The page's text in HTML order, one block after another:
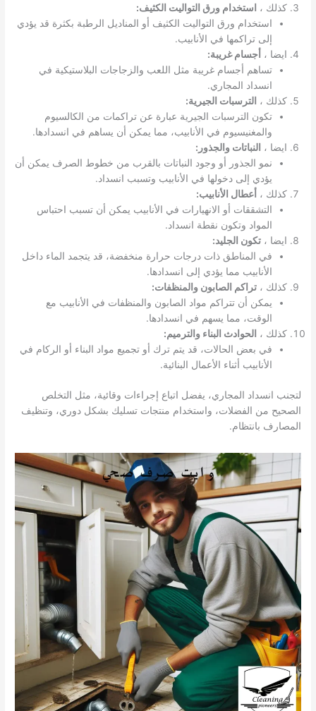
كذلك ،
استخدام ورق التواليت الكثيف:
استخدام ورق التواليت الكثيف أو المناديل الرطبة بكثرة قد يؤدي
إلى تراكمها في الأنابيب.
ايضا ،
أجسام غريبة:
تساهم أجسام غريبة مثل اللعب والزجاجات البلاستيكية في
انسداد المجاري.
كذلك ، الترسبات الجيرية:
تكون الترسبات الجيرية عبارة عن تراكمات من الكالسيوم
والمغنيسيوم في الأنابيب، مما يمكن أن يساهم في انسدادها.
ايضا ، النباتات والجذور:
نمو الجذور أو وجود النباتات بالقرب من خطوط الصرف يمكن أن
يؤدي إلى دخولها في الأنابيب وتسبب انسداد.
كذلك ، أعطال الأنابيب:
التشققات أو الانهيارات في الأنابيب يمكن أن تسبب احتباس
المواد وتكون نقطة انسداد.
ايضا ،تكون الجليد:
في المناطق ذات درجات حرارة منخفضة، قد يتجمد الماء داخل
الأنابيب مما يؤدي إلى انسدادها.
كذلك ،تراكم الصابون والمنظفات:
يمكن أن تتراكم مواد الصابون والمنظفات في الأنابيب مع
الوقت، مما يسهم في انسدادها.
كذلك ، الحوادث البناء والترميم:
في بعض الحالات، قد يتم ترك أو تجميع مواد البناء أو الركام في
الأنابيب أثناء الأعمال البنائية.
لتجنب انسداد المجاري، يفضل اتباع إجراءات وقائية، مثل التخلص
الصحيح من الفضلات، واستخدام منتجات تسليك بشكل دوري، وتنظيف
المصارف بانتظام.